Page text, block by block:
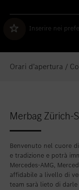
Inserire nei
Stäfa
Inserire nei
Inserire nei
Vezia
Inserire nei
Winterthur
Inserire nei
Zürich-Seefeld
Inserire nei
Orari d’apertura /
Merbag Zürich-
Benvenuto nel cuore
e tradizione e potrà
Mercedes-AMG,
affidabile a livello di
team sarà lieto di